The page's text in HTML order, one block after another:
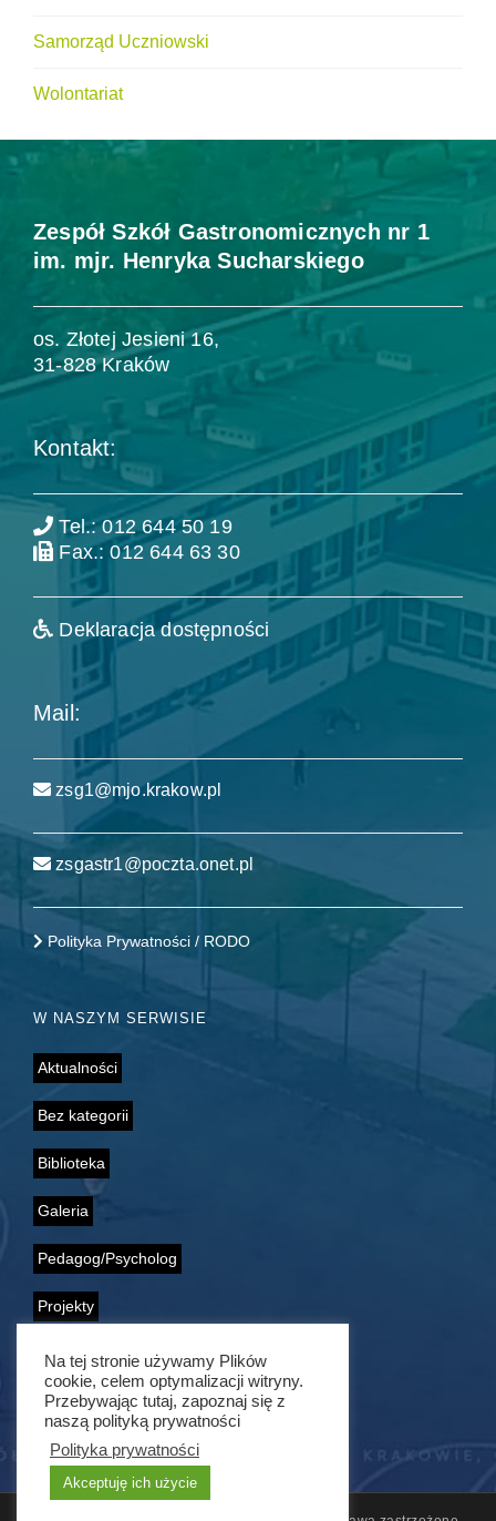
Samorząd Uczniowski
Wolontariat
Zespół Szkół Gastronomicznych nr 1
im. mjr. Henryka Sucharskiego
os. Złotej Jesieni 16,
31-828 Kraków
Kontakt:
Tel.: 012 644 50 19
Fax.: 012 644 63 30
Deklaracja dostępności
Mail:
zsg1@mjo.krakow.pl
zsgastr1@poczta.onet.pl
Polityka Prywatności / RODO
W NASZYM SERWISIE
Aktualności
Bez kategorii
Biblioteka
Galeria
Pedagog/Psycholog
Projekty
Samorząd Uczniowski
Wolontariat
Na tej stronie używamy Plików
cookie, celem optymalizacji witryny.
Przebywając tutaj, zapoznaj się z
naszą polityką prywatności
Polityka prywatności
Akceptuję ich użycie